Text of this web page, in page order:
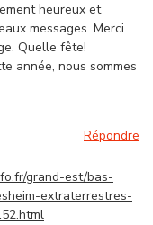
heureux et
messages. Merci
Quelle fête!
année, nous sommes
Répondre
grand-est/bas-
extraterrestres-